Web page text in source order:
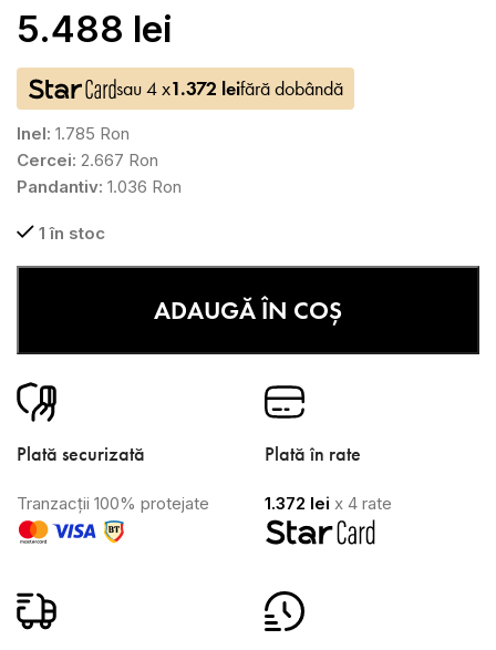
5.488 lei
sau 4 x1.372 leifără dobândă
Inel: 1.785 Ron
Cercei: 2.667 Ron
Pandantiv: 1.036 Ron
1 în stoc
ADAUGĂ ÎN COȘ
Plată securizată
Tranzacții 100% protejate
Plată în rate
1.372 lei x 4 rate